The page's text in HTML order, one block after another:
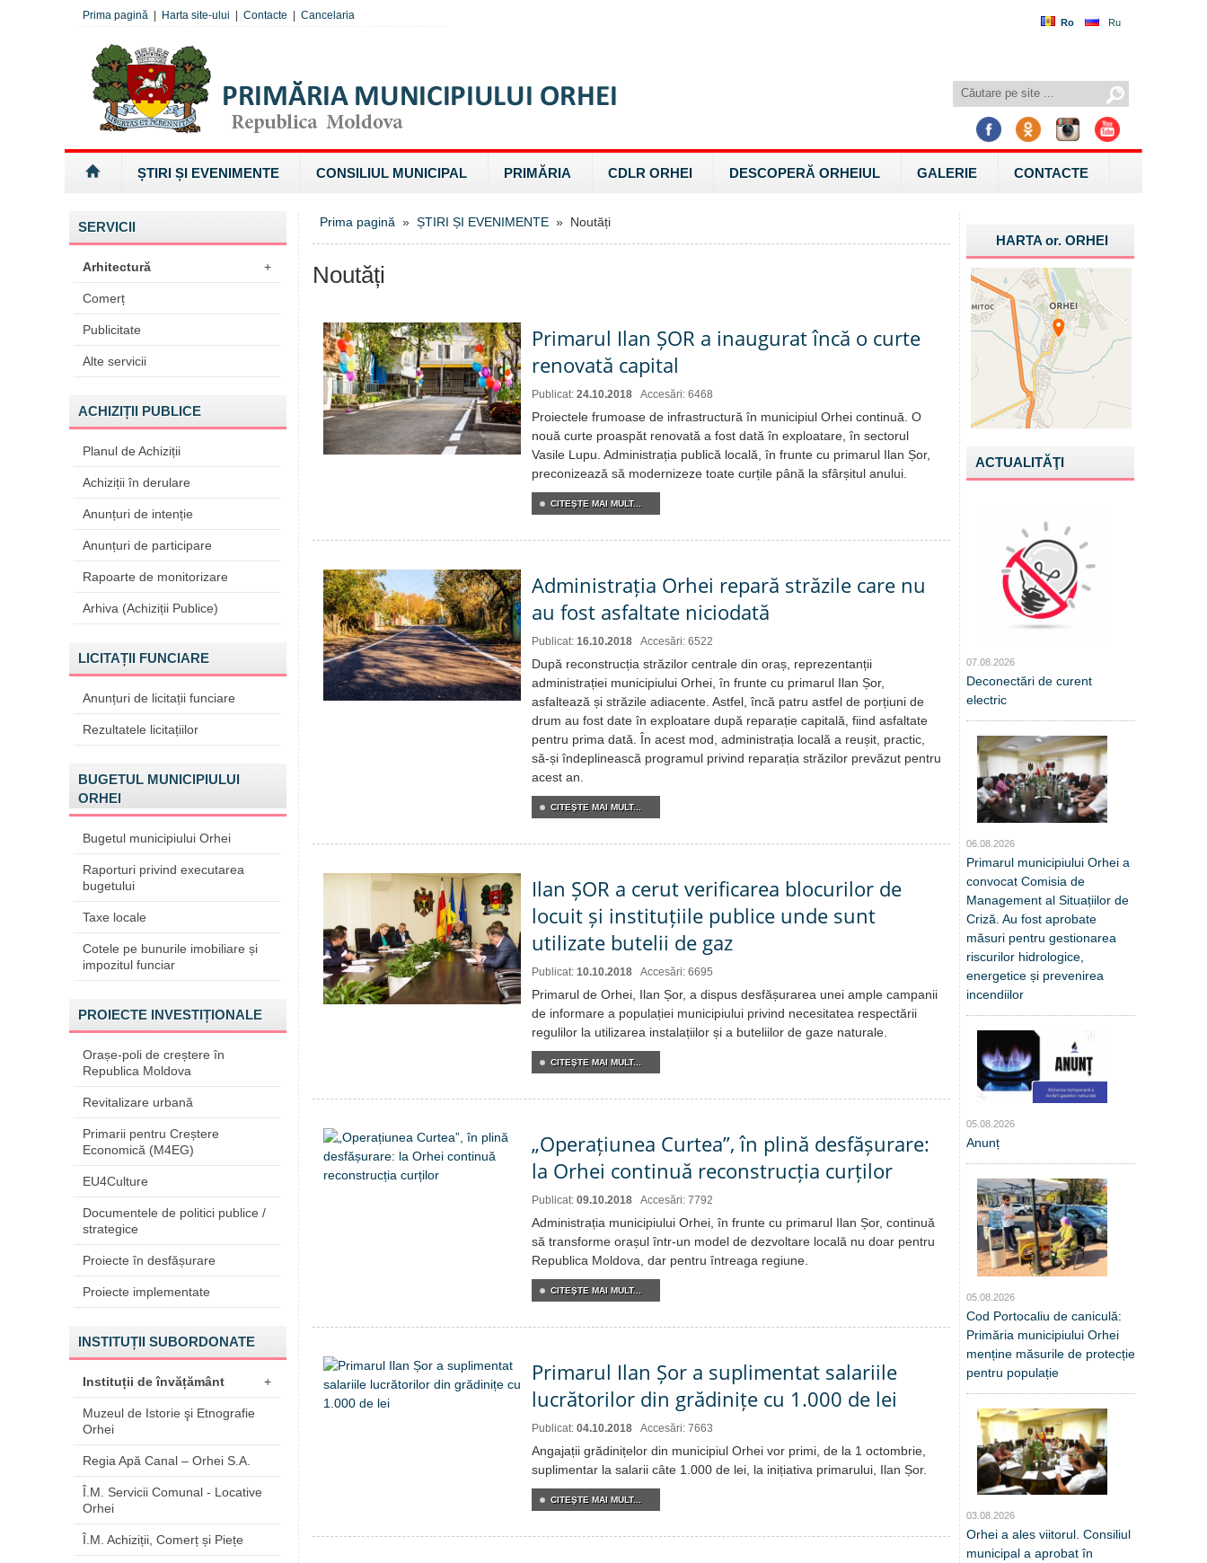
Ro Ru
Prima pagină Harta site-ului Contacte Cancelaria
ȘTIRI ȘI EVENIMENTE CONSILIUL MUNICIPAL PRIMĂRIA CDLR ORHEI DESCOPERĂ ORHEIUL GALERIE CONTACTE
SERVICII
Arhitectură +
Comerț
Publicitate
Alte servicii
ACHIZIȚII PUBLICE
Planul de Achiziții
Achiziții în derulare
Anunțuri de intenție
Anunțuri de participare
Rapoarte de monitorizare
Arhiva (Achiziții Publice)
LICITAȚII FUNCIARE
Anunțuri de licitații funciare
Rezultatele licitațiilor
BUGETUL MUNICIPIULUI
ORHEI
Bugetul municipiului Orhei
Raporturi privind executarea
bugetului
Taxe locale
Cotele pe bunurile imobiliare și
impozitul funciar
PROIECTE INVESTIȚIONALE
Orașe-poli de creștere în
Republica Moldova
Revitalizare urbană
Primarii pentru Creștere
Economică (M4EG)
EU4Culture
Documentele de politici publice /
strategice
Proiecte în desfășurare
Proiecte implementate
INSTITUȚII SUBORDONATE
Instituții de învățământ +
Muzeul de Istorie şi Etnografie
Orhei
Regia Apă Canal – Orhei S.A.
Î.M. Servicii Comunal - Locative
Orhei
Î.M. Achiziții, Comerț și Piețe
Prima pagină » ȘTIRI ȘI EVENIMENTE » Noutăți
Noutăți
Primarul Ilan ȘOR a inaugurat încă o curte
renovată capital
Publicat: 24.10.2018 Accesări: 6468
Proiectele frumoase de infrastructură în municipiul Orhei continuă. O
nouă curte proaspăt renovată a fost dată în exploatare, în sectorul
Vasile Lupu. Administrația publică locală, în frunte cu primarul Ilan Șor,
preconizează să modernizeze toate curțile până la sfârșitul anului.
CITEŞTE MAI MULT...
Administrația Orhei repară străzile care nu
au fost asfaltate niciodată
Publicat: 16.10.2018 Accesări: 6522
După reconstrucția străzilor centrale din oraș, reprezentanții
administrației municipiului Orhei, în frunte cu primarul Ilan Șor,
asfaltează și străzile adiacente. Astfel, încă patru astfel de porțiuni de
drum au fost date în exploatare după reparație capitală, fiind asfaltate
pentru prima dată. În acest mod, administrația locală a reușit, practic,
să-și îndeplinească programul privind reparația străzilor prevăzut pentru
acest an.
CITEŞTE MAI MULT...
Ilan ȘOR a cerut verificarea blocurilor de
locuit și instituțiile publice unde sunt
utilizate butelii de gaz
Publicat: 10.10.2018 Accesări: 6695
Primarul de Orhei, Ilan Șor, a dispus desfășurarea unei ample campanii
de informare a populației municipiului privind necesitatea respectării
regulilor la utilizarea instalațiilor și a buteliilor de gaze naturale.
CITEŞTE MAI MULT...
„Operațiunea Curtea”, în plină desfășurare:
la Orhei continuă reconstrucția curților
Publicat: 09.10.2018 Accesări: 7792
Administrația municipiului Orhei, în frunte cu primarul Ilan Șor, continuă
să transforme orașul într-un model de dezvoltare locală nu doar pentru
Republica Moldova, dar pentru întreaga regiune.
CITEŞTE MAI MULT...
Primarul Ilan Șor a suplimentat salariile
lucrătorilor din grădinițe cu 1.000 de lei
Publicat: 04.10.2018 Accesări: 7663
Angajații grădinițelor din municipiul Orhei vor primi, de la 1 octombrie,
suplimentar la salarii câte 1.000 de lei, la inițiativa primarului, Ilan Șor.
CITEŞTE MAI MULT...
HARTA or.ORHEI
ACTUALITĂŢI
07.08.2026
Deconectări de curent
electric
06.08.2026
Primarul municipiului Orhei a
convocat Comisia de
Management al Situațiilor de
Criză. Au fost aprobate
măsuri pentru gestionarea
riscurilor hidrologice,
energetice și prevenirea
incendiilor
05.08.2026
Anunț
05.08.2026
Cod Portocaliu de caniculă:
Primăria municipiului Orhei
menține măsurile de protecție
pentru populație
03.08.2026
Orhei a ales viitorul. Consiliul
municipal a aprobat în